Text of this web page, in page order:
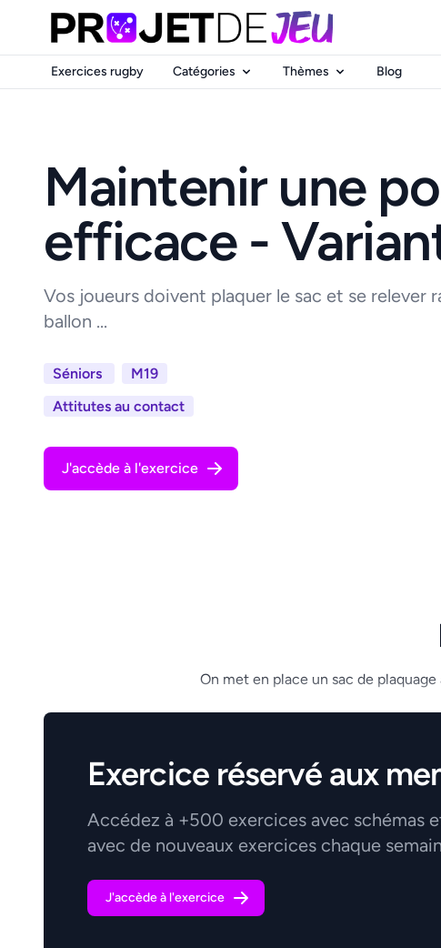
Exercices rugby Catégories Thèmes Blog
Maintenir une
efficace -
Vos joueurs doivent plaquer le sac et se relever
ballon ...
Séniors
M19
Attitutes au contact
J'accède à l'exercice
On met en place un sac de
Exercice réservé aux
Accédez à +500 exercices avec schémas
avec de nouveaux exercices chaque
J'accède à l'exercice